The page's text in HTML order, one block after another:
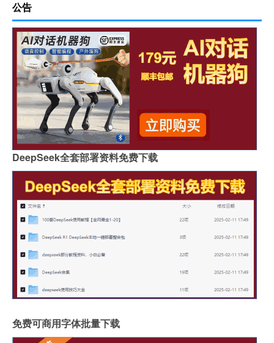
公告
DeepSeek全套部署资料免费下载
免费可商用字体批量下载